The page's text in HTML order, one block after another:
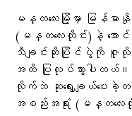
မန္တလေးမြို့မှာ မြန်
(မန္တလေးတိုင်း)နဲ့ အော
သီချင်းဆိုပြိုင်ပွဲကို
အထိ ပြုလုပ်သွားပါတ
လိုက်ဘဲ ဆုရွေးချယ်ပေ
အစည်းအရုံး (မန္တလေ